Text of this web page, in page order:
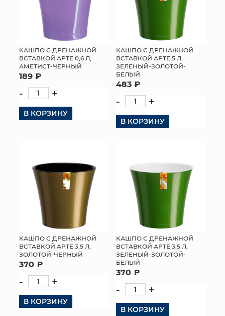
КАШПО С ДРЕНАЖНОЙ
ВСТАВКОЙ АРТЕ 0,6 Л,
АМЕТИСТ-ЧЕРНЫЙ
189 ₽
- +
В КОРЗИНУ
КАШПО С ДРЕНАЖНОЙ
ВСТАВКОЙ АРТЕ 5 Л,
ЗЕЛЕНЫЙ-ЗОЛОТОЙ-
БЕЛЫЙ
483 ₽
- +
В КОРЗИНУ
КАШПО С ДРЕНАЖНОЙ
ВСТАВКОЙ АРТЕ 3,5 Л,
ЗОЛОТОЙ-ЧЕРНЫЙ
370 ₽
- +
В КОРЗИНУ
КАШПО С ДРЕНАЖНОЙ
ВСТАВКОЙ АРТЕ 3,5 Л,
ЗЕЛЕНЫЙ-ЗОЛОТОЙ-
БЕЛЫЙ
370 ₽
- +
В КОРЗИНУ